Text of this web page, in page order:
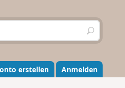
S
u
h
e
n
erstellen Anmelden